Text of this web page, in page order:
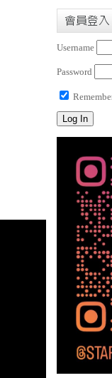
會員登入
Username
Password